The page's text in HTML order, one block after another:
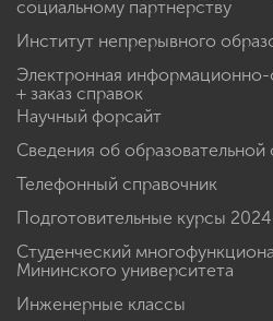
социальному партнерству
Институт непрерывного
Электронная информационно-
+ заказ справок
Научный форсайт
Сведения об образовательной
Телефонный справочник
Подготовительные курсы
Студенческий
Мининского университета
Инженерные классы